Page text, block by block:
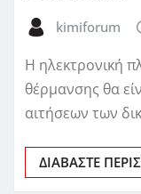
kimiforum
Η ηλεκτρονική
θέρμανσης θα
αιτήσεων των
ΔΙΑΒΆΣΤΕ